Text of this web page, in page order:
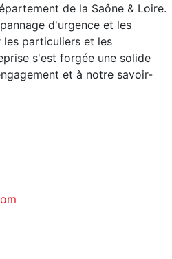
de la Saône & Loire.
d'urgence et les
particuliers et les
s'est forgée une solide
et à notre savoir-